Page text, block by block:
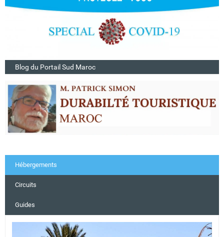
Blog du Portail Sud Maroc
Hébergements
Circuits
Guides